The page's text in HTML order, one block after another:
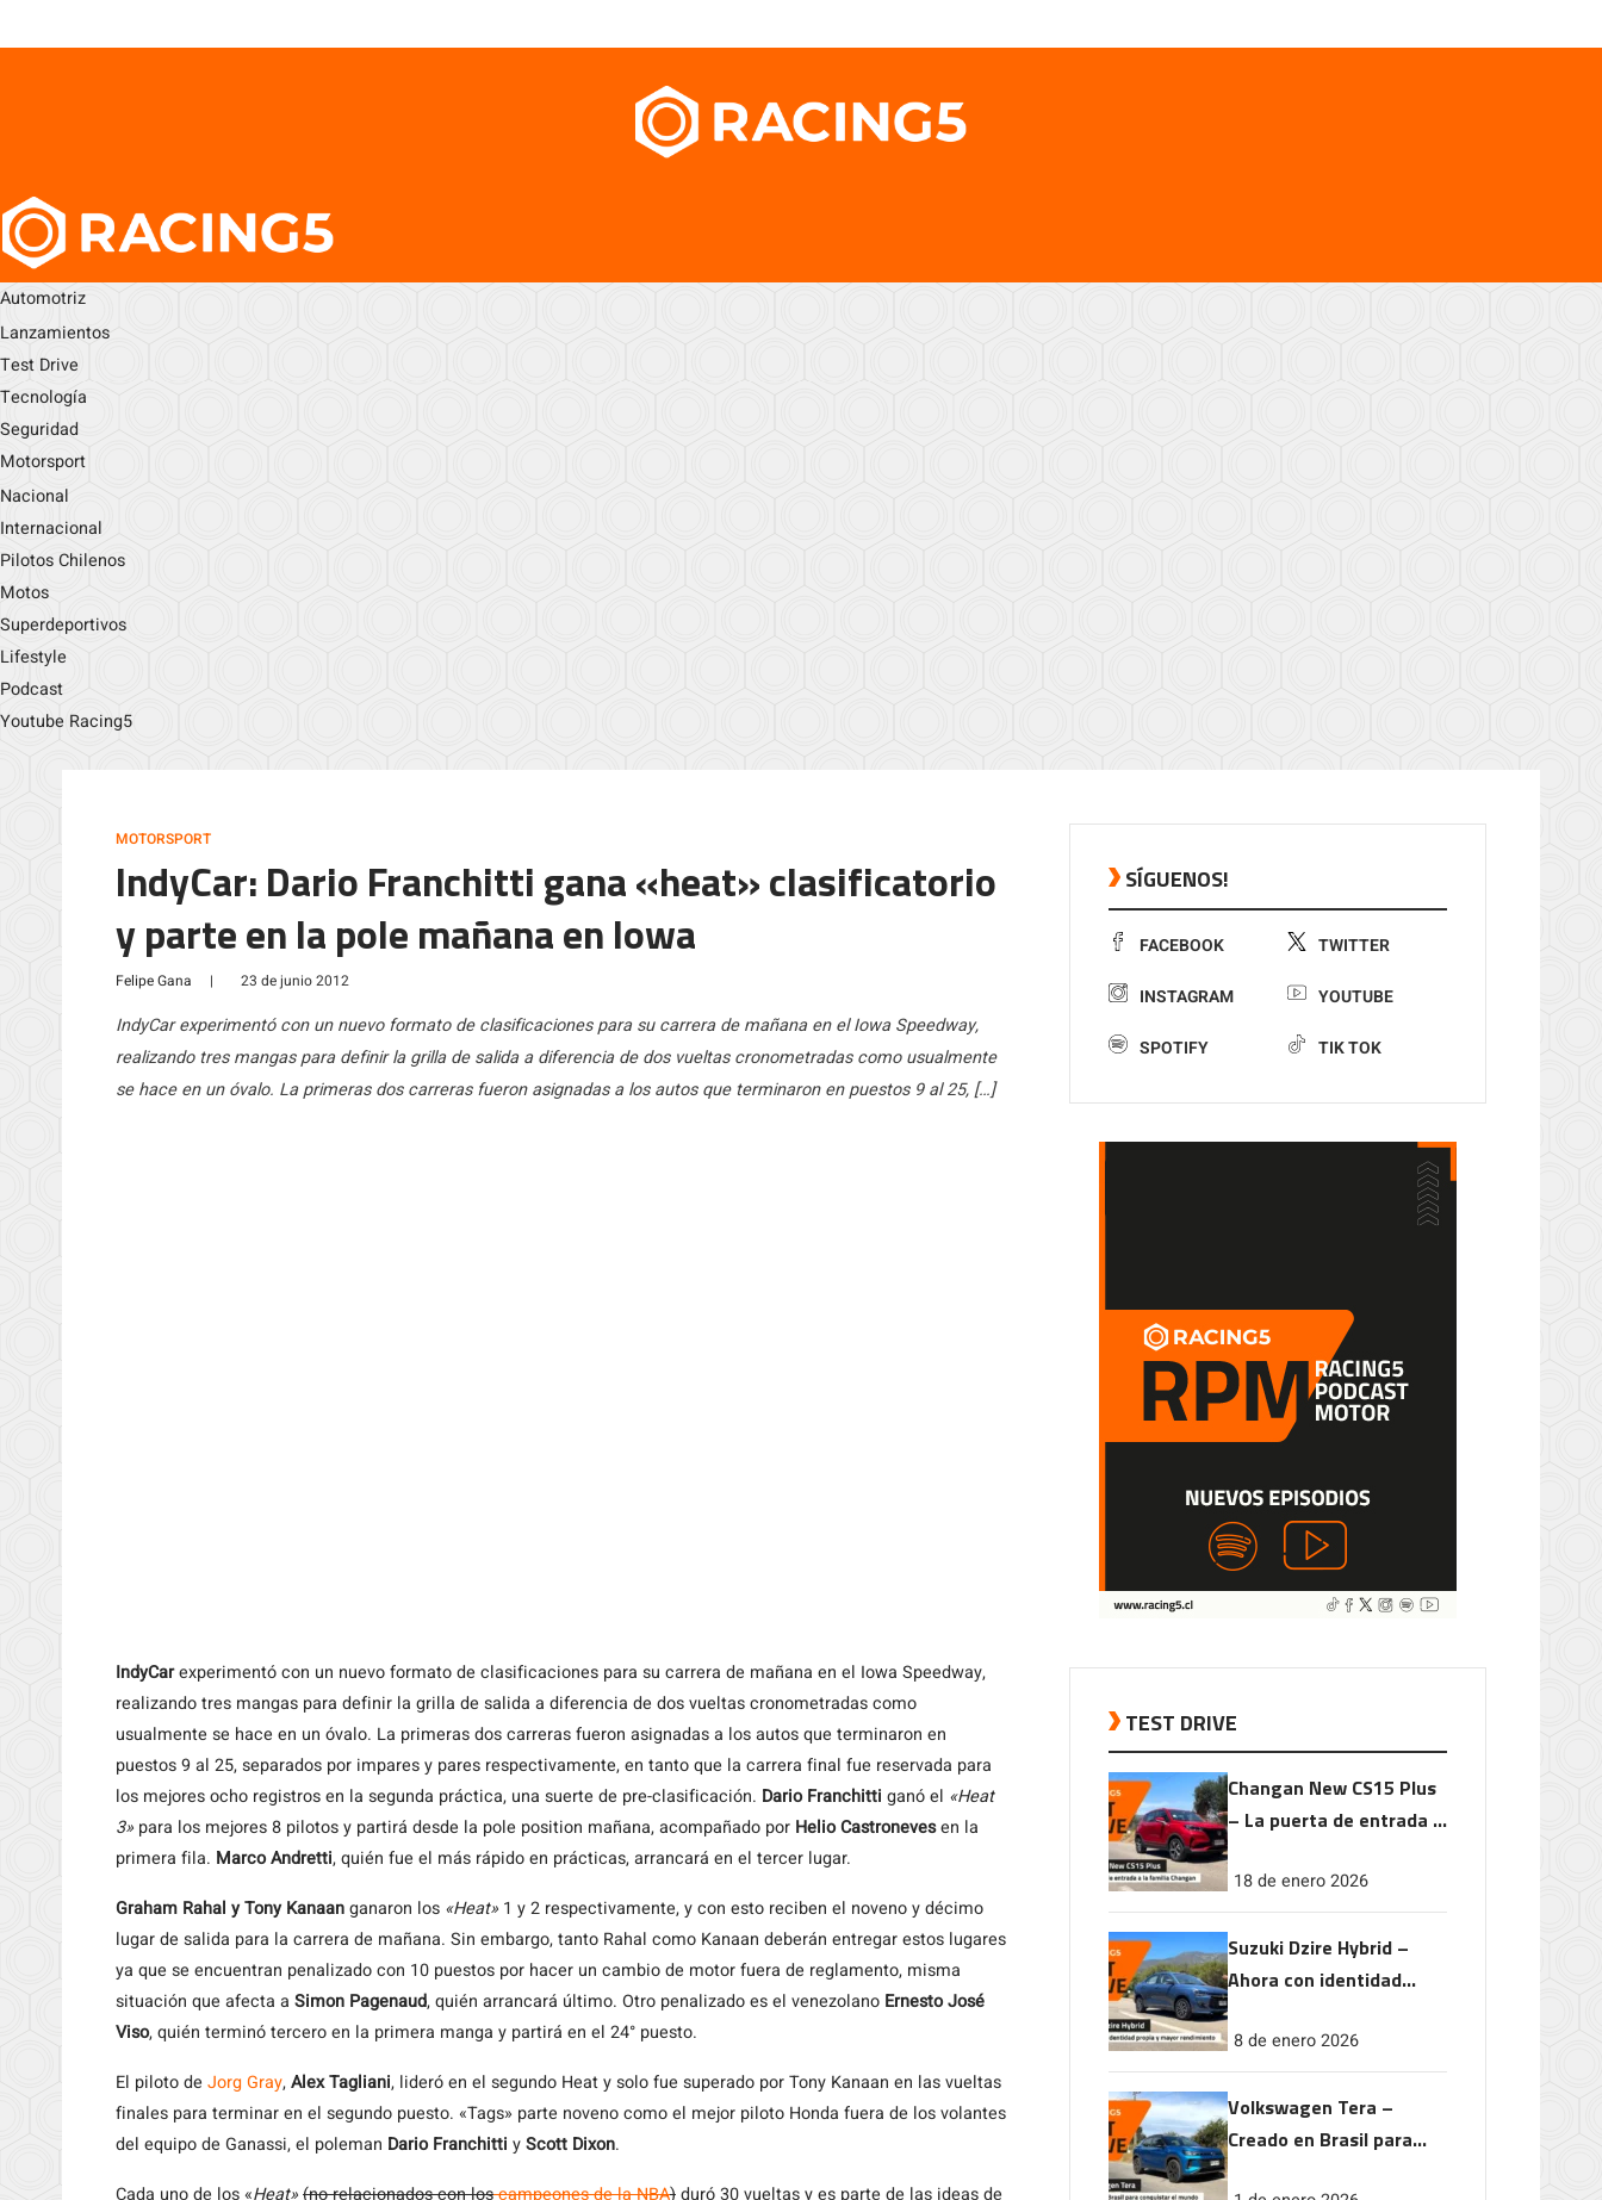
Automotriz
Lanzamientos
Test Drive
Tecnología
Seguridad
Motorsport
Nacional
Internacional
Pilotos Chilenos
Motos
Superdeportivos
Lifestyle
Podcast
Youtube Racing5
MOTORSPORT
IndyCar: Dario Franchitti gana «heat» clasificatorio
y parte en la pole mañana en Iowa
Felipe Gana | 23 de junio 2012
IndyCar experimentó con un nuevo formato de clasificaciones para su carrera de mañana en el Iowa Speedway,
realizando tres mangas para definir la grilla de salida a diferencia de dos vueltas cronometradas como usualmente
se hace en un óvalo. La primeras dos carreras fueron asignadas a los autos que terminaron en puestos 9 al 25, […]
IndyCarexperimentó con un nuevo formato de clasificaciones para su carrera de mañana en el Iowa Speedway,
realizando tres mangas para definir la grilla de salida a diferencia de dos vueltas cronometradas como
usualmente se hace en un óvalo. La primeras dos carreras fueron asignadas a los autos que terminaron en
puestos 9 al 25, separados por impares y pares respectivamente, en tanto que la carrera final fue reservada para
los mejores ocho registros en la segunda práctica, una suerte de pre-clasificación. Dario Franchitti ganó el «Heat
3» para los mejores 8 pilotos y partirá desde la pole position mañana, acompañado por Helio Castronevesen la
primera fila. Marco Andretti, quién fue el más rápido en prácticas, arrancará en el tercer lugar.
Graham Rahal y Tony Kanaanganaron los «Heat» 1 y 2 respectivamente, y con esto reciben el noveno y décimo
lugar de salida para la carrera de mañana. Sin embargo, tanto Rahal como Kanaan deberán entregar estos lugares
ya que se encuentran penalizado con 10 puestos por hacer un cambio de motor fuera de reglamento, misma
situación que afecta a Simon Pagenaud, quién arrancará último. Otro penalizado es el venezolano Ernesto José
Viso, quién terminó tercero en la primera manga y partirá en el 24° puesto.
El piloto de Jorg Gray,Alex Tagliani, lideró en el segundo Heat y solo fue superado por Tony Kanaan en las vueltas
finales para terminar en el segundo puesto. «Tags» parte noveno como el mejor piloto Honda fuera de los volantes
del equipo de Ganassi, el poleman Dario Franchitti yScott Dixon.
Cada uno de los «Heat»(no relacionados con loscampeones de la NBA)duró 30 vueltas y es parte de las ideas de
SÍGUENOS!
FACEBOOK TWITTER
INSTAGRAM YOUTUBE
SPOTIFY TIK TOK
TEST DRIVE
Changan New CS15 Plus
– La puerta de entrada a
18 de enero 2026
Suzuki Dzire Hybrid –
Ahora con identidad
rendimiento
8 de enero 2026
Volkswagen Tera –
Creado en Brasil para